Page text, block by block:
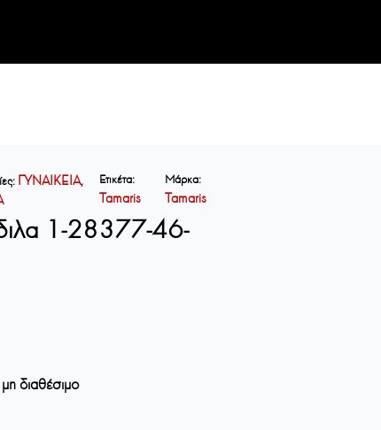
ΓΥΝΑΙΚΕΙΑ, Ετικέτα:
Tamaris
Μάρκα:
Tamaris
1-28377-46-
διαθέσιμο